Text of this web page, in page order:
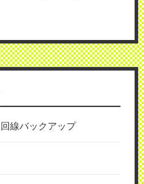
線バックアップ